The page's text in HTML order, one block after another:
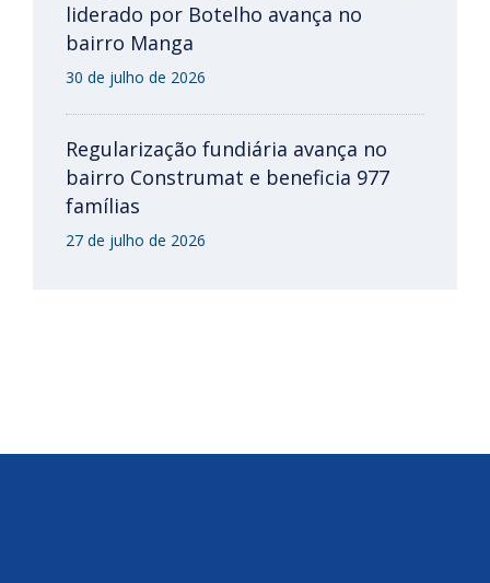
liderado por Botelho avança no
bairro Manga
30 de julho de 2026
Regularização fundiária avança no
bairro Construmat e beneficia 977
famílias
27 de julho de 2026